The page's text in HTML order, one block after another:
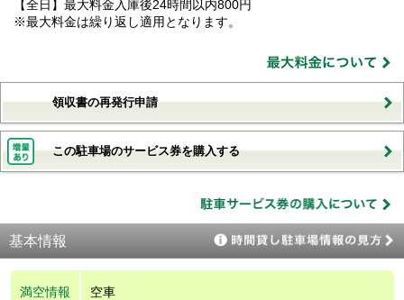
【全日】最大料金入庫後24時間以内800円
※最大料金は繰り返し適用となります。
領収書の再発行申請
この駐車場のサービス券を購入する
基本情報
満空情報 空車